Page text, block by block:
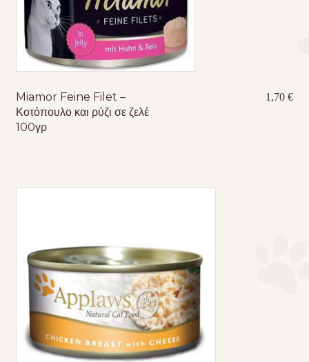
Miamor Feine Filet –
Κοτόπουλο και ρύζι σε ζελέ
100γρ
1,70€